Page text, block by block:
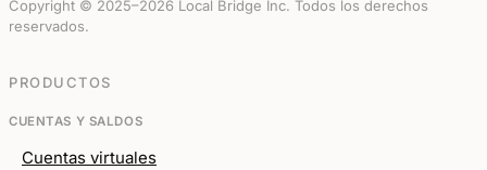
Copyright © 2025–2026 Local Bridge Inc. Todos los derechos
reservados.
PRODUCTOS
CUENTAS Y SALDOS
Cuentas virtuales